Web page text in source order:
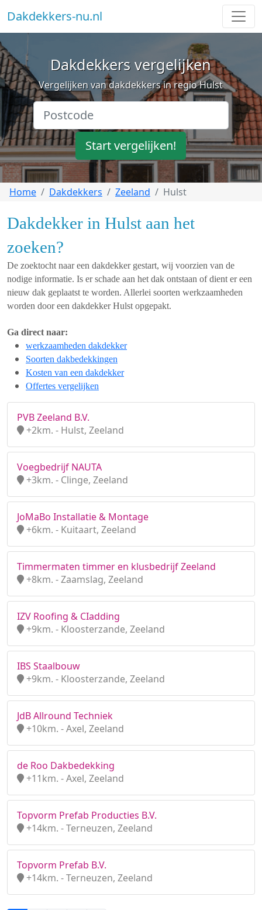
Dakdekkers-nu.nl
Dakdekkers vergelijken
Vergelijken van dakdekkers in regio Hulst
Start vergelijken!
Home Dakdekkers Zeeland Hulst
Dakdekker in Hulst aan het
zoeken?
De zoektocht naar een dakdekker gestart, wij voorzien van de
nodige informatie. Is er schade aan het dak ontstaan of dient er een
nieuw dak geplaatst te worden. Allerlei soorten werkzaamheden
worden door een dakdekker Hulst opgepakt.
Ga direct naar:
werkzaamheden dakdekker
Soorten dakbedekkingen
Kosten van een dakdekker
Offertes vergelijken
PVB Zeeland B.V.
+2km. - Hulst, Zeeland
Voegbedrijf NAUTA
+3km. - Clinge, Zeeland
JoMaBo Installatie & Montage
+6km. - Kuitaart, Zeeland
Timmermaten timmer en klusbedrijf Zeeland
+8km. - Zaamslag, Zeeland
IZV Roofing & CIadding
+9km. - Kloosterzande, Zeeland
IBS Staalbouw
+9km. - Kloosterzande, Zeeland
JdB Allround Techniek
+10km. - Axel, Zeeland
de Roo Dakbedekking
+11km. - Axel, Zeeland
Topvorm Prefab Producties B.V.
+14km. - Terneuzen, Zeeland
Topvorm Prefab B.V.
+14km. - Terneuzen, Zeeland